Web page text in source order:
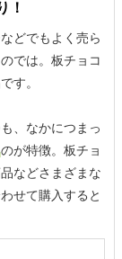
！
どでもよく売ら
では。板チョコ
す。
、なかにつまっ
のが特徴。板チョ
などさまざまな
せて購入すると